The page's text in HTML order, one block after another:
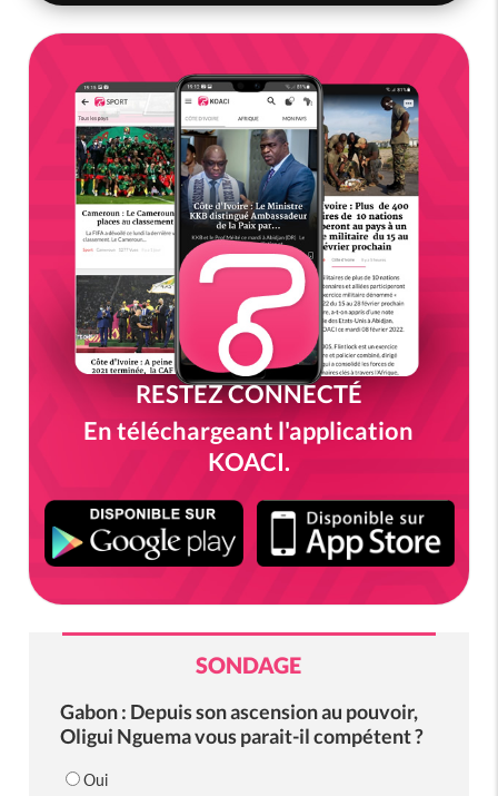
RESTEZ CONNECTÉ
En téléchargeant l'application
KOACI.
SONDAGE
Gabon : Depuis son ascension au pouvoir,
Oligui Nguema vous parait-il compétent ?
Oui